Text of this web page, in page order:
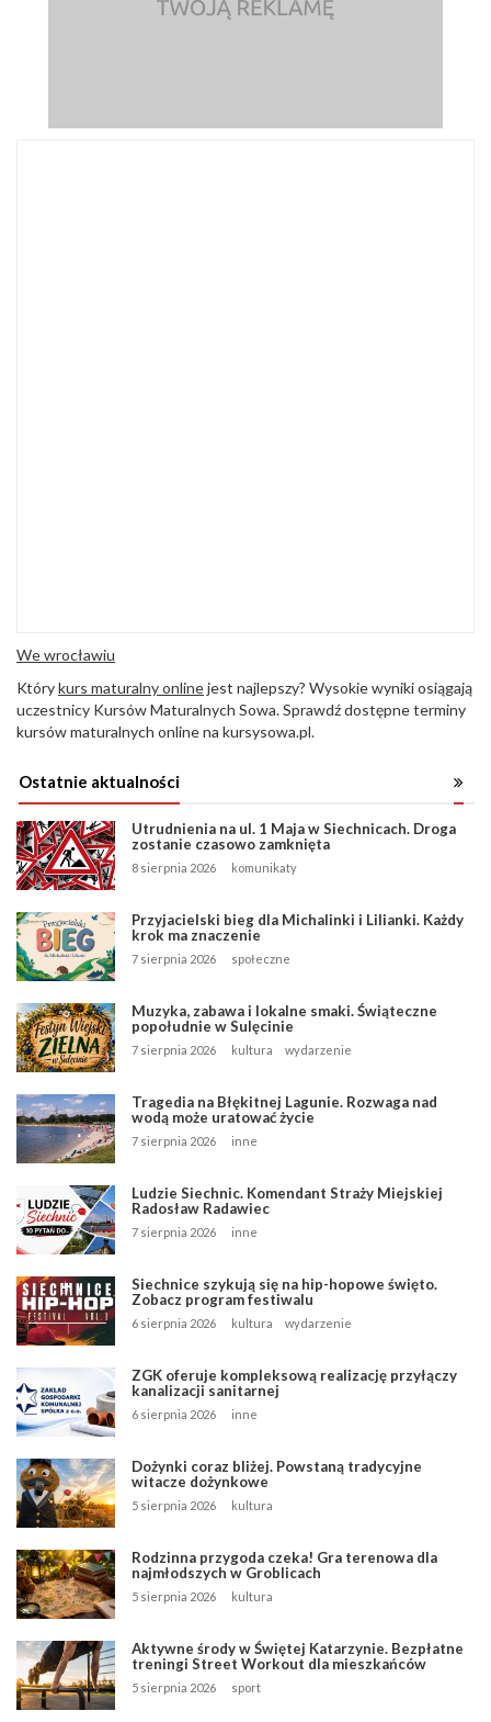
We wrocławiu
Którykurs maturalny onlinejest najlepszy? Wysokie wyniki osiągają
uczestnicy Kursów Maturalnych Sowa. Sprawdź dostępne terminy
kursów maturalnych online na kursysowa.pl.
Ostatnie aktualności
Utrudnienia na ul. 1 Maja w Siechnicach. Droga
zostanie czasowo zamknięta
8 sierpnia 2026 komunikaty
Przyjacielski bieg dla Michalinki i Lilianki. Każdy
krok ma znaczenie
7 sierpnia 2026 społeczne
Muzyka, zabawa i lokalne smaki. Świąteczne
popołudnie w Sulęcinie
7 sierpnia 2026 kultura wydarzenie
Tragedia na Błękitnej Lagunie. Rozwaga nad
wodą może uratować życie
7 sierpnia 2026 inne
Ludzie Siechnic. Komendant Straży Miejskiej
Radosław Radawiec
7 sierpnia 2026 inne
Siechnice szykują się na hip-hopowe święto.
Zobacz program festiwalu
6 sierpnia 2026 kultura wydarzenie
ZGK oferuje kompleksową realizację przyłączy
kanalizacji sanitarnej
6 sierpnia 2026 inne
Dożynki coraz bliżej. Powstaną tradycyjne
witacze dożynkowe
5 sierpnia 2026 kultura
Rodzinna przygoda czeka! Gra terenowa dla
najmłodszych w Groblicach
5 sierpnia 2026 kultura
Aktywne środy w Świętej Katarzynie. Bezpłatne
treningi Street Workout dla mieszkańców
5 sierpnia 2026 sport